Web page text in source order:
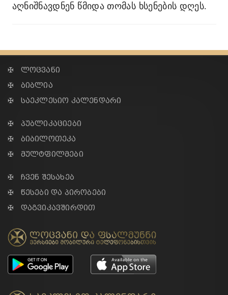
აღნიშნავდნენ წმიდა თომას ხსენების დღეს.
✠ ლოცვანი
✠ ბიბლია
✠ საეკლესიო კალენდარი
✠ პუბლიკაციები
✠ ბიბილოთეკა
✠ მულტფილმები
✠ ჩვენ შესახებ
✠ წესები და პირობები
✠ დაგვიკავშირდით